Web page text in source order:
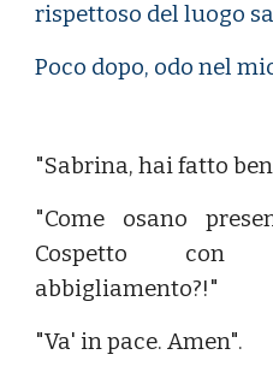
rispettoso del luogo
Poco dopo, odo nel
"Sabrina, hai fatto
"Come osano
Cospetto con
abbigliamento?!"
"Va' in pace. Amen".